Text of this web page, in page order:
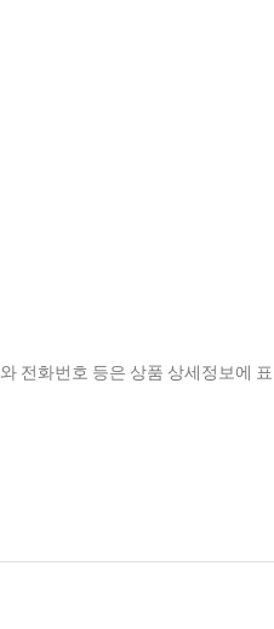
전화번호 등은 상품 상세정보에 표